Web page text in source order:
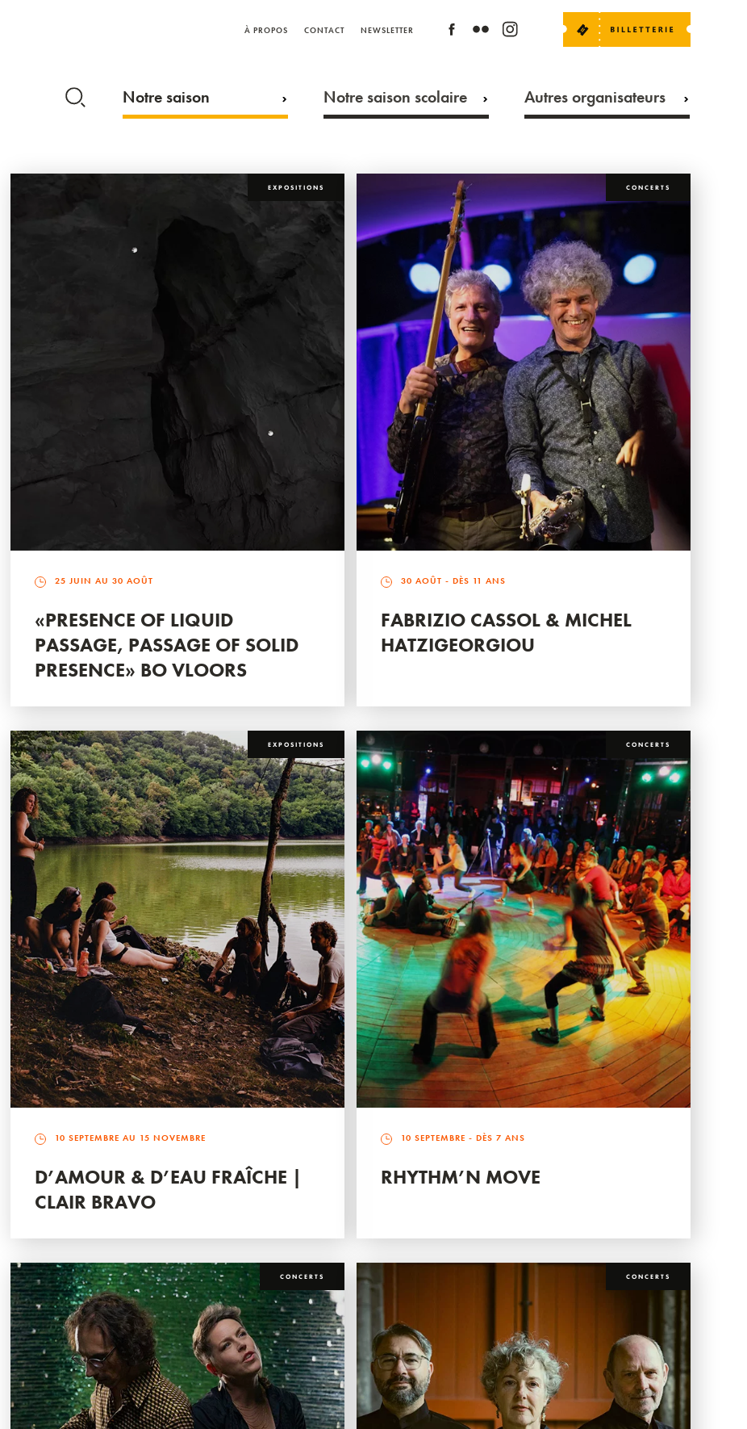
À PROPOS CONTACT NEWSLETTER
Notre saison Notre saison scolaire Autres organisateurs
EXPOSITIONS
25 JUIN AU 30 AOÛT
«PRESENCE OF LIQUID
PASSAGE, PASSAGE OF SOLID
PRESENCE» BO VLOORS
CONCERTS
30 AOÛT - DÈS 11 ANS
FABRIZIO CASSOL & MICHEL
HATZIGEORGIOU
EXPOSITIONS
10 SEPTEMBRE AU 15 NOVEMBRE
D’AMOUR & D’EAU FRAÎCHE |
CLAIR BRAVO
CONCERTS
10 SEPTEMBRE - DÈS 7 ANS
RHYTHM’N MOVE
CONCERTS CONCERTS